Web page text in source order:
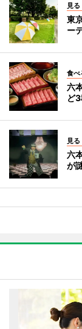
見
東
ー
食べ
六
ど
見
六
が